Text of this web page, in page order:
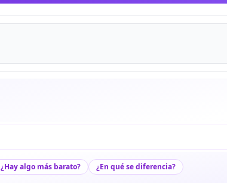
¿Hay algo más barato? ¿En qué se diferencia?